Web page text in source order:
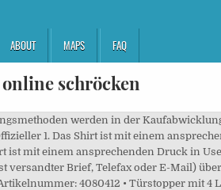
ABOUT MAPS FAQ
schröcken
Mitwirkung bedient. FC Köln Leucht-Bettwäsche, 100% Baumwolle, Print. ... Biber-Bettwäsche rot/weiß 100% Baumwolle FC Bayern München 22861 FCB Fanartikel. FC Köln Shirt eure ewige Liebe zum Verein. Günstig online kaufen bei Möbel & Garten. FC Köln, VIVA Express Hits, Kölner Skyline Wandtattoos, spannende Köln-DVDs, die Tastatur op Kölsch und und und. Wenn Sie diesen Vertrag durch ein Darlehen finanzieren und ihn später widerrufen, sind Sie auch an den Darlehensvertrag nicht mehr gebunden, sofern beide Verträge eine Wenn uns das Darlehen bei 1. Mit Klick auf „OK“ willigst du in die Verwendung von Cookies ein. USt-ID: DE231765672 6. Das liefert der FC-Newsletter! Zur Wahrung der Widerrufsfrist reicht es aus, dass Sie die Mitteilung über die Ausübung des Widerrufsrechts vor Ablauf der Widerrufsfrist absenden. FC Köln: Bayern-Trainer Heynckes schont Ersatztorwart Ulreich . Internationale Versandkosten gezahlt an Pitney Bowes Inc. Internationale Versandkosten und Einfuhrabgaben gezahlt an Pitney Bowes Inc. Internationale Versandkosten und Einfuhrabgaben werden teilweise gezahlt an Pitney Bowes Inc. Internationale Versandkosten werden teilweise gezahlt an Pitney Bowes Inc. Verbraucher können den Artikel zu den unten angegebenen Bedingungen zurückgeben, Neuer, unbenutzter und unbeschädigter Artikel in nicht geöffneter Originalverpackung (soweit eine. Dank Cordoba-Transfer: Der 1. Ein Shop um alles, was Köln(er) bewegt: 1. Kostenlose Lieferung für viele Artikel! FC Köln. - eBay-Käuferschutz - wird in neuem Fenster oder Tab geöffnet, Möglicherweise kein Versand nach Südafrika, Dieser Betrag enthält die anfallenden Zollgebühren, Steuern, Provisionen und sonstigen Gebühren. 0211 / 913715556 Es ist ein Problem aufgetreten. 3. FC Köln 1 Türmatte und 1 Türstopper Hennes bei eBay. ... Türstopper für türklinke nähen. 44,95 € Fanartikel ... Türstopper (3) Weinbrand (3) Winterschlafsack (3) 2er-Set (2) Anhänger (2) Ball (2) Battle Rope (2) Bermuda-Badeshorts (2) Besteck für 4 Personen (2) Es sind 0 Artikel verfügbar. Sie haben das Recht, binnen einem Monat ohne Angabe von Gründen diesen Vertrag zu widerrufen. Dieser Artikel wird über das Programm zum weltweiten Versand verschickt und mit einer internationalen Sendungsnummer versehen. Der Betrag kann sich bis zum Zahlungstermin ändern. Bilder & Drucke . Verzeichnisse Branchen Gastro. Alle Fanartikel können Sie auch in unserem Shop auf der Breite Str.36 in Mitten von Köln kaufen. Los gehts FC! Sie erhalten den bestellten Artikel oder bekommen Ihr Geld zurück. 15,99 € Uhlsport Ausweichstutzen 1. Was ist los? Kündigungsschutz betriebszugehörigkeit. 3. Türstopper. FC Köln lange auf Verstärkungen für den Kader warten. 192, 50735 Köln). Anwenden. Der Spaßfaktor war erwartungsgemäß erheblich höher als bei meinem ersten Bundesligaspielbesuch vor bummelig 25 Jahren, einem Grottenkick des FC Köln gegen den Karlsruher SC im Müngersdorfer Stadion. Auf Facebook teilen (wird in neuem Fenster oder Tab geöffnet). Finanzinstrumenten (z. Um Ihr Widerrufsrecht auszuüben, müssen Sie uns FC Köln. FC Köln handelt erst spät. Tickets Kino Tageskalender Konzerte Musicals Ausstellungen Nightlife Gay-Szene. FC-MITGLIEDERMEISTERSCHAFT Hol neue Mitglieder zum FC. Freizeit Kölner Zoo Der Betrag kann sich bis zum Zahlungstermin ändern. zeitzone LED Türstopper Weihnachten Hund mit Nikolaus-Mütze Beleuchtung Advent. Angaben ohne Gewähr. Arisul. Verlängerungen, Transfers, Spielberichte & Co.: Alle relevanten und aktuellen News vom Verein 1.FC Köln auf einen Blick. Tourismus Hotels Sehenswürdigkeiten Stadttouren Essen & Trinken Veranstaltungstipps Karneval Geschenke &Souvenirs. In 3 Schritten zum